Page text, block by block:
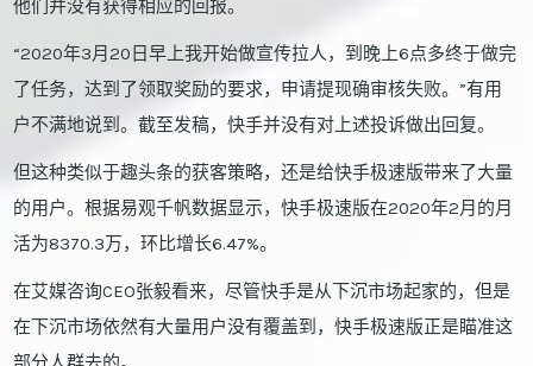
他们并没有获得相应的回报。
“2020年3月20日早上我开始做宣传拉人，到晚上6点多终于做完
了任务，达到了领取奖励的要求，申请提现确审核失败。”有用
户不满地说到。截至发稿，快手并没有对上述投诉做出回复。
但这种类似于趣头条的获客策略，还是给快手极速版带来了大量
的用户。根据易观千帆数据显示，快手极速版在2020年2月的月
活为8370.3万，环比增长6.47%。
在艾媒咨询CEO张毅看来，尽管快手是从下沉市场起家的，但是
在下沉市场依然有大量用户没有覆盖到，快手极速版正是瞄准这